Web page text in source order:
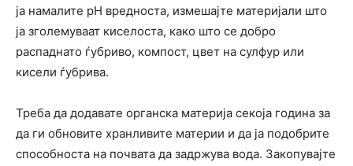
ја намалите pH вредноста, измешајте материјали што
ја зголемуваат киселоста, како што се добро
распаднато ѓубриво, компост, цвет на сулфур или
кисели ѓубрива.
Треба да додавате органска материја секоја година за
да ги обновите хранливите материи и да ја подобрите
способноста на почвата да задржува вода. Закопувајте